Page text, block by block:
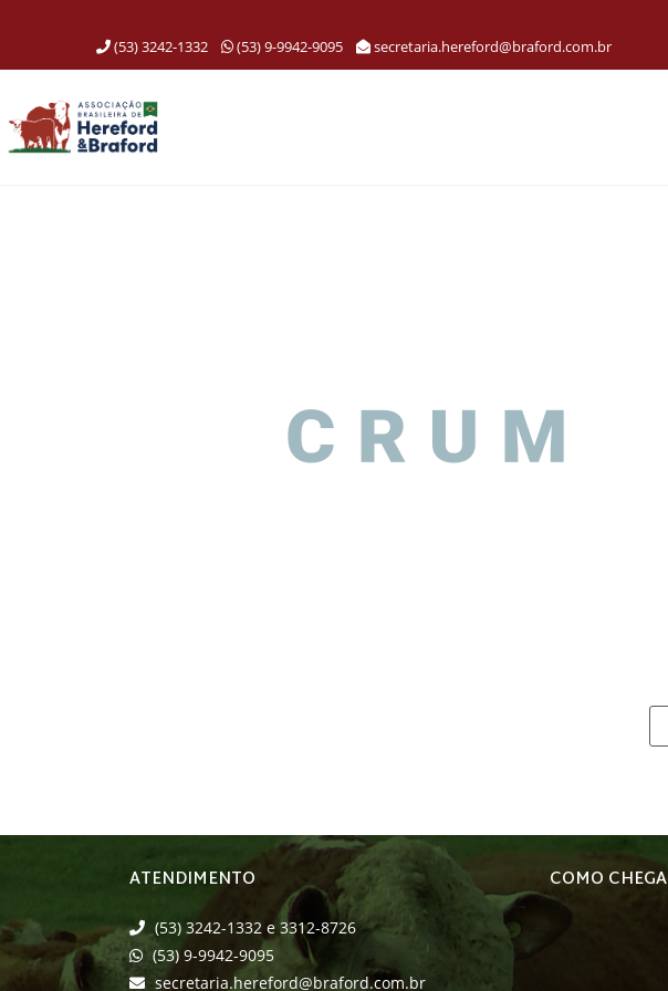
(53) 3242-1332 (53) 9-9942-9095 secretaria.hereford@braford.com.br
ATENDIMENTO
(53) 3242-1332 e 3312-8726
(53) 9-9942-9095
secretaria.hereford@braford.com.br
COMO